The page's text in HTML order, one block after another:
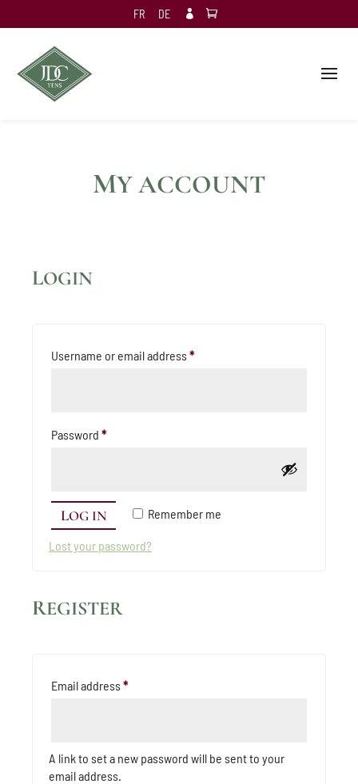
FR DE 
MY ACCOUNT
LOGIN
Username or email address*Required
Password *Required
Remember me
LOG IN
Lost your password?
REGISTER
Email address*Required
A link to set a new password will be sent to your
email address.